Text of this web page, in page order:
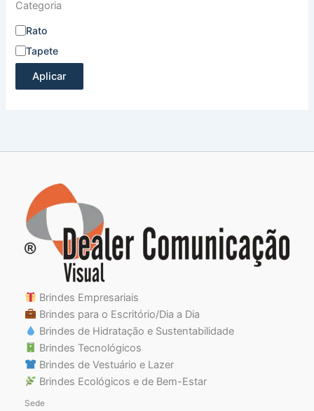
Categoria
Rato
Tapete
Aplicar
Brindes Empresariais
Brindes para o Escritório/Dia a Dia
Brindes de Hidratação e Sustentabilidade
Brindes Tecnológicos
Brindes de Vestuário e Lazer
Brindes Ecológicos e de Bem-Estar
Sede